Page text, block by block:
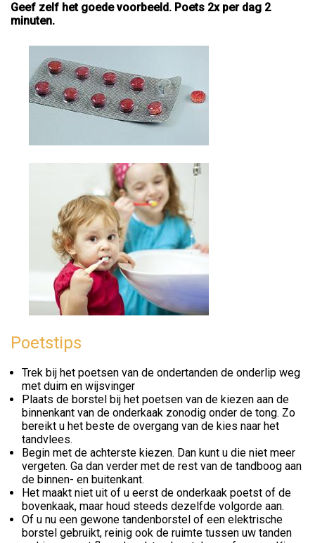
Geef zelf het goede voorbeeld. Poets 2x per dag 2
minuten.
Poetstips
Trek bij het poetsen van de ondertanden de onderlip weg
met duim en wijsvinger
Plaats de borstel bij het poetsen van de kiezen aan de
binnenkant van de onderkaak zonodig onder de tong. Zo
bereikt u het beste de overgang van de kies naar het
tandvlees.
Begin met de achterste kiezen. Dan kunt u die niet meer
vergeten. Ga dan verder met de rest van de tandboog aan
de binnen- en buitenkant.
Het maakt niet uit of u eerst de onderkaak poetst of de
bovenkaak, maar houd steeds dezelfde volgorde aan.
Of u nu een gewone tandenborstel of een elektrische
borstel gebruikt, reinig ook de ruimte tussen uw tanden